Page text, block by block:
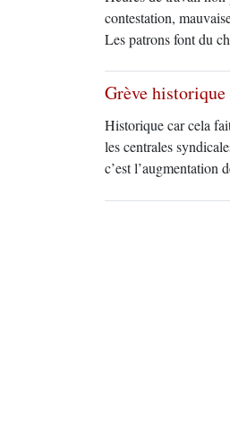
contestation,
Les patrons font du
Grève
Historique car cela
les centrales
c’est l’augmentation